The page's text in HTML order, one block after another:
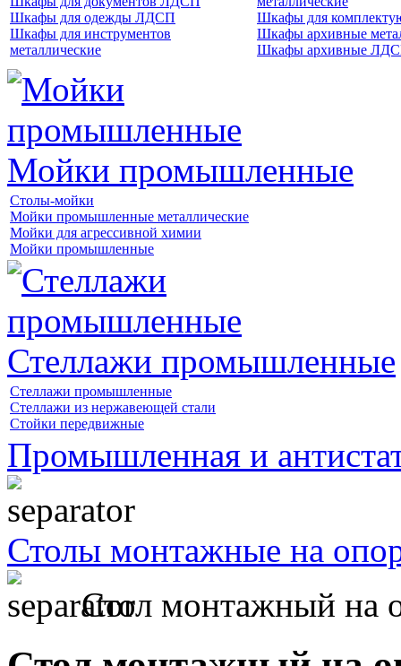
Шкафы для одежды ЛДСП
Шкафы для инструментов
металлические
Шкафы для
Шкафы архивные
Шкафы архивные
Мойки промышленные
Столы-мойки
Мойки промышленные металлические
Мойки для агрессивной химии
Мойки промышленные
Стеллажи промышленные
Стеллажи промышленные
Стеллажи из нержавеющей стали
Стойки передвижные
Промышленная и
Столы монтажные на
Стол монтажный на